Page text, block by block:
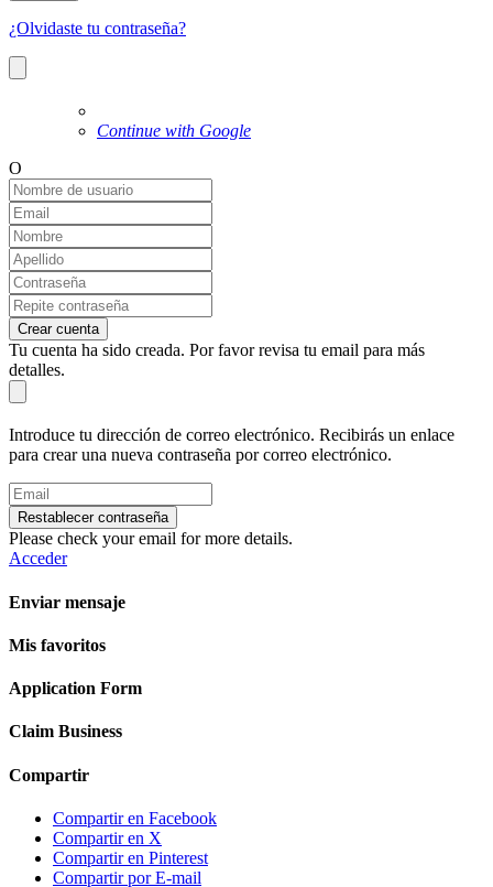
¿Olvidaste tu contraseña?
Continue with Google
O
Crear cuenta
Tu cuenta ha sido creada. Por favor revisa tu email para más
detalles.
Introduce tu dirección de correo electrónico. Recibirás un enlace
para crear una nueva contraseña por correo electrónico.
Restablecer contraseña
Please check your email for more details.
Acceder
Enviar mensaje
Mis favoritos
Application Form
Claim Business
Compartir
Compartir en Facebook
Compartir en X
Compartir en Pinterest
Compartir por E-mail